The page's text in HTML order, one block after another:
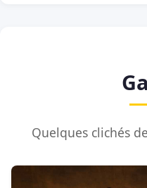
Quelques clichés